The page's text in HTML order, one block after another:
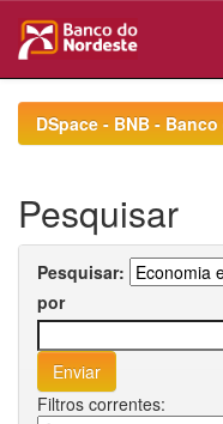
navigationDSpace - BNB -
Pesquisar
Pesquisar:
por
Filtros correntes: